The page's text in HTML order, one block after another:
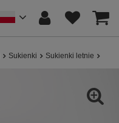
Sukienki Sukienki letnie